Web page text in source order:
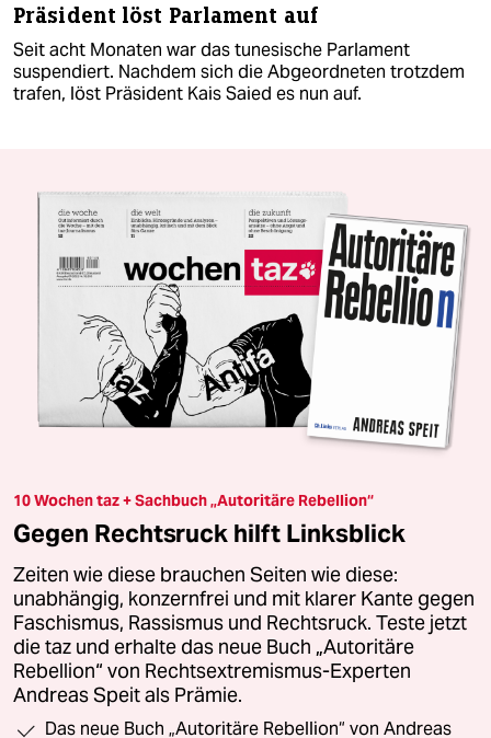
Präsident löst Parlament auf
Seit acht Monaten war das tunesische Parlament
suspendiert. Nachdem sich die Abgeordneten trotzdem
trafen, löst Präsident Kais Saied es nun auf.
10 Wochen taz + Sachbuch „Autoritäre Rebellion“
Gegen Rechtsruck hilft Linksblick
Zeiten wie diese brauchen Seiten wie diese:
unabhängig, konzernfrei und mit klarer Kante gegen
Faschismus, Rassismus und Rechtsruck. Teste jetzt
die taz und erhalte das neue Buch „Autoritäre
Rebellion“ von Rechtsextremismus-Experten
Andreas Speit als Prämie.
Das neue Buch „Autoritäre Rebellion“ von Andreas